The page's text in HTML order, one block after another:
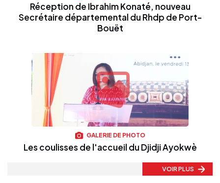
Réception de Ibrahim Konaté, nouveau
Secrétaire départemental du Rhdp de Port-
Bouët
GALERIE DE PHOTO
Les coulisses de l'accueil du Djidji Ayokwè
VOIR PLUS